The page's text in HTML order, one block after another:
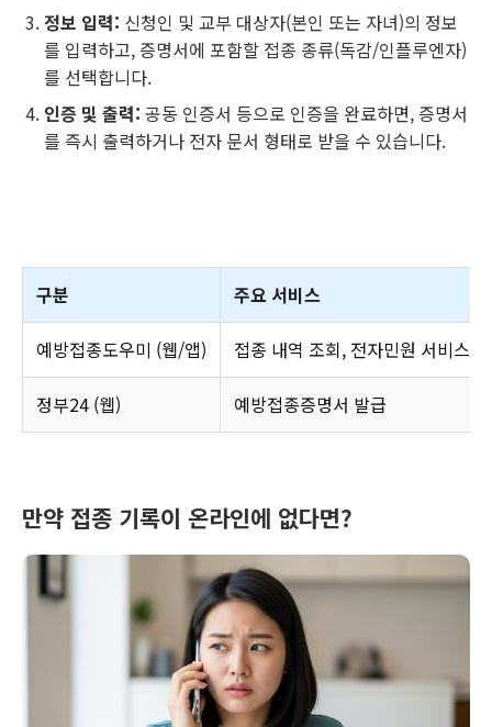
정보 입력: 신청인 및 교부 대상자(본인 또는 자녀)의 정보
를 입력하고, 증명서에 포함할 접종 종류(독감/인플루엔자)
를 선택합니다.
인증 및 출력: 공동 인증서 등으로 인증을 완료하면, 증명서
를 즉시 출력하거나 전자 문서 형태로 받을 수 있습니다.
구분 주요 서비스
예방접종도우미 (웹/앱) 접종 내역 조회, 전자민원 서비스
정부24 (웹) 예방접종증명서 발급
만약 접종 기록이 온라인에 없다면?